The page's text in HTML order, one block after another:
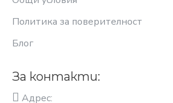
Политика за поверителност
Блог
За контакти:
Адрес: